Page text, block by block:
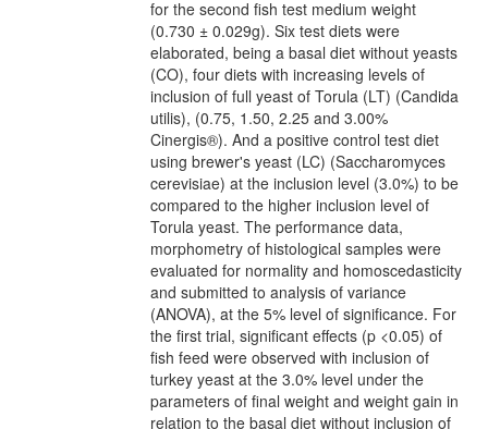
for the second fish test medium weight
(0.730 ± 0.029g). Six test diets were
elaborated, being a basal diet without yeasts
(CO), four diets with increasing levels of
inclusion of full yeast of Torula (LT) (Candida
utilis), (0.75, 1.50, 2.25 and 3.00%
Cinergis®). And a positive control test diet
using brewer's yeast (LC) (Saccharomyces
cerevisiae) at the inclusion level (3.0%) to be
compared to the higher inclusion level of
Torula yeast. The performance data,
morphometry of histological samples were
evaluated for normality and homoscedasticity
and submitted to analysis of variance
(ANOVA), at the 5% level of significance. For
the first trial, significant effects (p <0.05) of
fish feed were observed with inclusion of
turkey yeast at the 3.0% level under the
parameters of final weight and weight gain in
relation to the basal diet without inclusion of